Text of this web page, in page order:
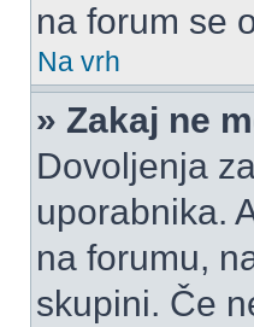
na forum se
Na vrh
» Zakaj ne
Dovoljenja
uporabnika.
na forumu,
skupini. Če